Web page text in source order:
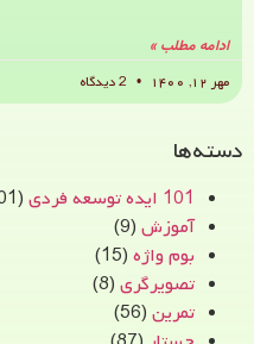
ادامه مطلب »
مهر ۱۲, ۱۴۰۰
دسته‌ها
101 ایده توسعه فردی
(101)
آموزش (9)
بوم واژه (15)
تصویرگری (8)
تمرین (56)